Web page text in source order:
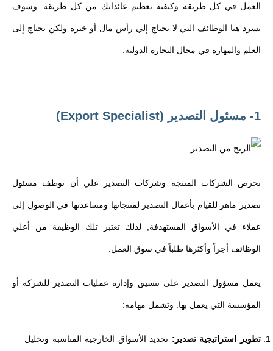
العمل في كل طريقة وكيفية تعظيم عائداتك من كل طريقة. وسوف
نسرد هنا الوظائف التي لا تحتاج إلي رأس مال أو خبرة ولكن تحتاج إلى
العلم والمهارة في مجال التجارة الدولية.
1- مسئول التصدير (Export Specialist)
تحرص الشركات المنتجة وشركات التصدير علي أن توظف مسئول
تصدير ماهر للقيام بأعمال التصدير لمنتجاتها ومساعدتها في الوصول إلى
عملاء في الأسواق المستهدفة, لذلك تعتبر تلك الوظيفة من أعلي
الوظائف أجراً وأكثرها طلباً في سوق العمل.
يعمل مسؤول التصدير على تنسيق وإدارة عمليات التصدير للشركة أو
المؤسسة التي يعمل بها. وتشمل مهامه:
تطوير استراتيجية تصدير: تحديد الأسواق الخارجية المناسبة وتحليل